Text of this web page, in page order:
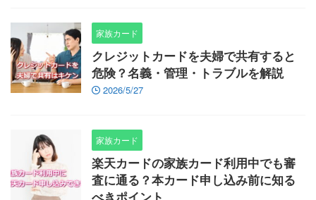
家族カード
クレジットカードを夫婦で共有すると
危険？名義・管理・トラブルを解説
2026/5/27
家族カード
楽天カードの家族カード利用中でも審
査に通る？本カード申し込み前に知る
べきポイント